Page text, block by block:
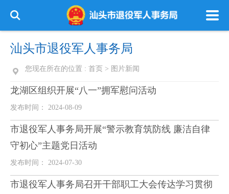
汕头市退役军人事务局
您现在所在的位置 : 首页 > 图片新闻
龙湖区组织开展“八一”拥军慰问活动
发布时间： 2024-08-09
市退役军人事务局开展“警示教育筑防线 廉洁自律
守初心”主题党日活动
发布时间： 2024-07-30
市退役军人事务局召开干部职工大会传达学习贯彻